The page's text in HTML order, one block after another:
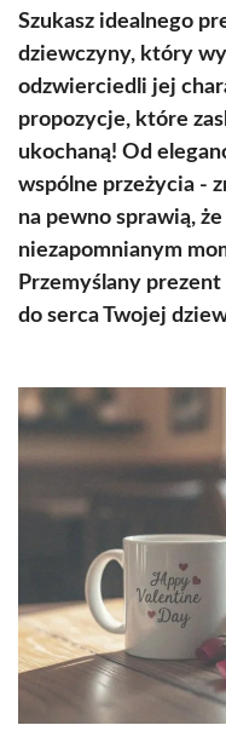
Szukasz idealnego
dziewczyny, który
odzwierciedli jej
propozycje, które
ukochaną! Od
wspólne przeżycia -
na pewno sprawią,
niezapomnianym
Przemyślany
do serca Twojej